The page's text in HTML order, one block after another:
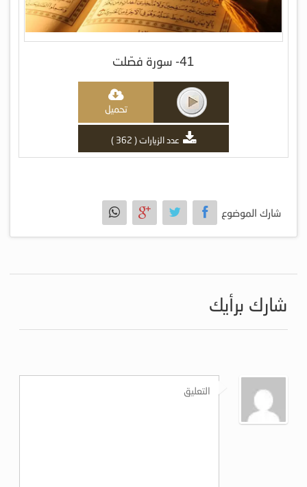
41- سورة فصّلت
تحميل
عدد الزيارات ( 362 )
شارك الموضوع
شارك برأيك